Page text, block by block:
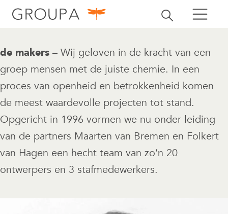
Zoekbalk
zoeken zoeken
de makers – Wij geloven in de kracht van een
groep mensen met de juiste chemie. In een
proces van openheid en betrokkenheid komen
de meest waardevolle projecten tot stand.
Opgericht in 1996 vormen we nu onder leiding
van de partners Maarten van Bremen en Folkert
van Hagen een hecht team van zo’n 20
ontwerpers en 3 stafmedewerkers.